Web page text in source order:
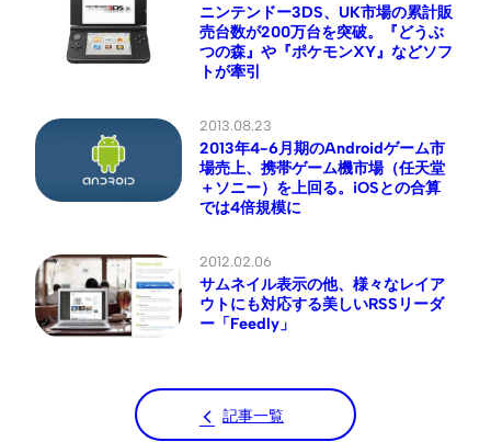
ニンテンドー3DS、UK市場の累計販
売台数が200万台を突破。『どうぶ
つの森』や『ポケモンXY』などソフ
トが牽引
2013.08.23
2013年4-6月期のAndroidゲーム市
場売上、携帯ゲーム機市場（任天堂
＋ソニー）を上回る。iOSとの合算
では4倍規模に
2012.02.06
サムネイル表示の他、様々なレイア
ウトにも対応する美しいRSSリーダ
ー「Feedly」
記事一覧